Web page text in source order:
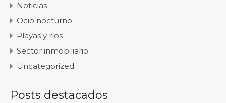
Noticias
Ocio nocturno
Playas y ríos
Sector inmobiliario
Uncategorized
Posts destacados